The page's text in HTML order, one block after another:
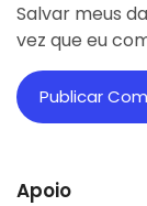
Salvar meus
vez que eu
Apoio